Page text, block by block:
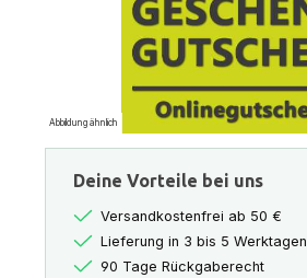
Abbildung ähnlich
Deine Vorteile bei uns
Versandkostenfrei ab 50 €
Lieferung in 3 bis 5 Werktagen
90 Tage Rückgaberecht